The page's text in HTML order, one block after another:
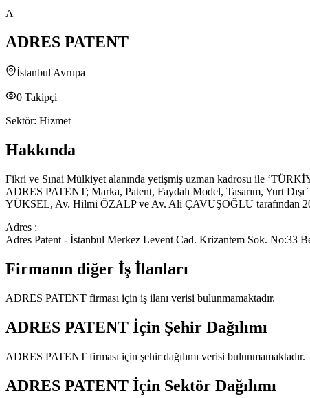
A
ADRES PATENT
İstanbul Avrupa
0 Takipçi
Sektör: Hizmet
Hakkında
Fikri ve Sınai Mülkiyet alanında yetişmiş uzman kadrosu ile
ADRES PATENT; Marka, Patent, Faydalı Model, Tasarım, Yurt
YÜKSEL, Av. Hilmi ÖZALP ve Av. Ali ÇAVUŞOĞLU tarafından
Adres :
Adres Patent - İstanbul Merkez Levent Cad. Krizantem Sok. No:33
Firmanın diğer İş İlanları
ADRES PATENT firması için iş ilanı verisi bulunmamaktadır.
ADRES PATENT İçin Şehir Dağılımı
ADRES PATENT firması için şehir dağılımı verisi bulunmamaktadır.
ADRES PATENT İçin Sektör Dağılımı